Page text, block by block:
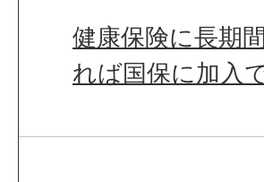
健康保険に長期
れば国保に加入